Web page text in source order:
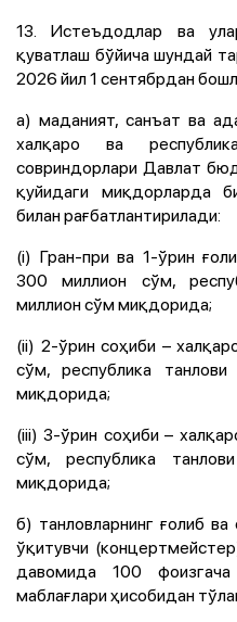
13. Истеъдодлар ва
қуватлаш бўйича шундай
2026 йил 1 сентябрдан
а) маданият, санъат ва
халқаро ва
совриндорлари Давлат
қуйидаги миқдорларда
билан рағбатлантирилади:
(i) Гран-при ва 1-ўрин
300 миллион сўм,
миллион сўм миқдорида;
(ii) 2-ўрин соҳиби –
сўм, республика
миқдорида;
(iii) 3-ўрин соҳиби –
сўм, республика
миқдорида;
б) танловларнинг ғолиб
ўқитувчи
давомида 100
маблағлари ҳисобидан